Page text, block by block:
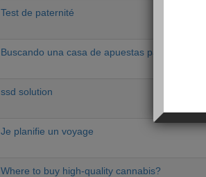
Test de paternité
Buscando una casa de apuestas para ganar
ssd solution
Je planifie un voyage
Where to buy high-quality cannabis?